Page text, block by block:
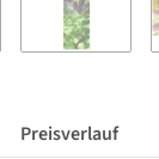
Preisverlauf